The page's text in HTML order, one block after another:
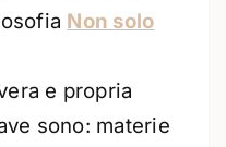
Non solo
e propria
sono: materie